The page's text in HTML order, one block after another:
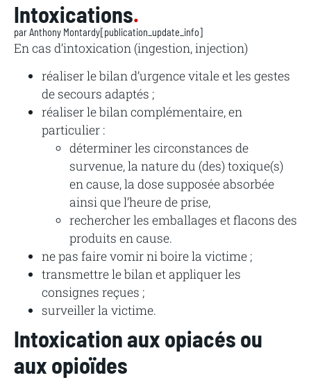
Intoxications.
parAnthony Montardy[publication_update_info]
En cas d’intoxication (ingestion, injection)
réaliser le bilan d’urgence vitale et les gestes
de secours adaptés ;
réaliser le bilan complémentaire, en
particulier :
déterminer les circonstances de
survenue, la nature du (des) toxique(s)
en cause, la dose supposée absorbée
ainsi que l’heure de prise,
rechercher les emballages et flacons des
produits en cause.
ne pas faire vomir ni boire la victime ;
transmettre le bilan et appliquer les
consignes reçues ;
surveiller la victime.
Intoxication aux opiacés ou
aux opioïdes